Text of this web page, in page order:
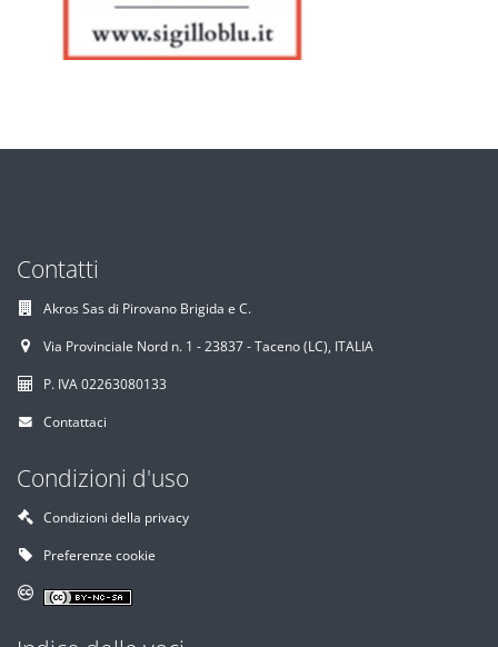
Contatti
Akros Sas di Pirovano Brigida e C.
Via Provinciale Nord n. 1 - 23837 - Taceno (LC), ITALIA
P. IVA 02263080133
Contattaci
Condizioni d'uso
Condizioni della privacy
Preferenze cookie